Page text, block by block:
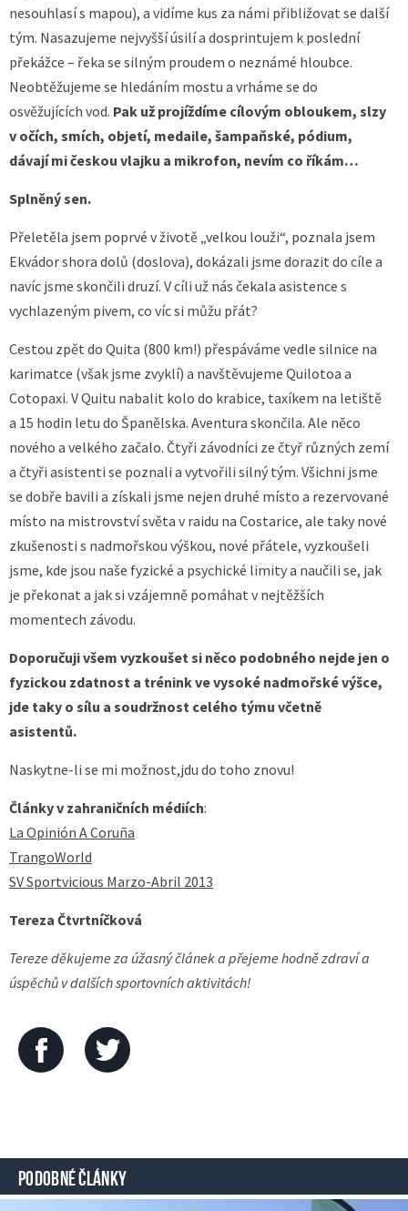
nesouhlasí s mapou), a vidíme kus za námi přibližovat se další
tým. Nasazujeme nejvyšší úsilí a dosprintujem k poslední
překážce – řeka se silným proudem o neznámé hloubce.
Neobtěžujeme se hledáním mostu a vrháme se do
osvěžujících vod. Pak už projíždíme cílovým obloukem, slzy
v očích, smích, objetí, medaile, šampaňské, pódium,
dávají mi českou vlajku a mikrofon, nevím co říkám…
Splněný sen.
Přeletěla jsem poprvé v životě „velkou louži“, poznala jsem
Ekvádor shora dolů (doslova), dokázali jsme dorazit do cíle a
navíc jsme skončili druzí. V cíli už nás čekala asistence s
vychlazeným pivem, co víc si můžu přát?
Cestou zpět do Quita (800 km!) přespáváme vedle silnice na
karimatce (však jsme zvyklí) a navštěvujeme Quilotoa a
Cotopaxi. V Quitu nabalit kolo do krabice, taxíkem na letiště
a 15 hodin letu do Španělska. Aventura skončila. Ale něco
nového a velkého začalo. Čtyři závodníci ze čtyř různých zemí
a čtyři asistenti se poznali a vytvořili silný tým. Všichni jsme
se dobře bavili a získali jsme nejen druhé místo a rezervované
místo na mistrovství světa v raidu na Costarice, ale taky nové
zkušenosti s nadmořskou výškou, nové přátele, vyzkoušeli
jsme, kde jsou naše fyzické a psychické limity a naučili se, jak
je překonat a jak si vzájemně pomáhat v nejtěžších
momentech závodu.
Doporučuji všem vyzkoušet si něco podobného nejde jen o
fyzickou zdatnost a trénink ve vysoké nadmořské výšce,
jde taky o sílu a soudržnost celého týmu včetně
asistentů.
Naskytne-li se mi možnost,jdu do toho znovu!
Články v zahraničních médiích:
La Opinión A Coruña
TrangoWorld
SV Sportvicious Marzo-Abril 2013
Tereza Čtvrtníčková
Tereze děkujeme za úžasný článek a přejeme hodně zdraví a
úspěchů v dalších sportovních aktivitách!
PODOBNÉ ČLÁNKY